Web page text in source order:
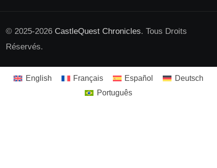
© 2025-2026 CastleQuest Chronicles. Tous Droits
Réservés.
English Français Español
Deutsch
Português